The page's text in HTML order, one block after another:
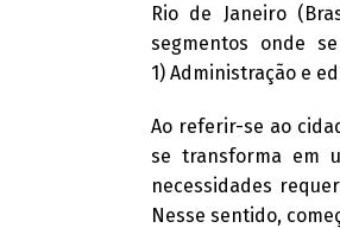
Rio de Janeiro
segmentos onde
1) Administração e
Ao referir-se ao
se transforma em
necessidades
Nesse sentido,